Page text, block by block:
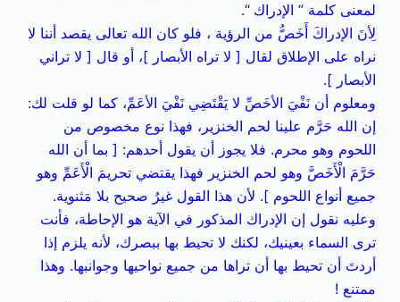
لمعنى كلمة ” الإدراك “.
لِأنَ الإدراكَ أَخَصُّ من الرؤية ، فلو كان الله تعالى يقصد أننا لا
نراه على الإطلاق لقال [ لا تراه الأبصار ]، أو قال [ لا تراني
الأبصار ].
ومعلوم أن نَفْيَ الأخَصِّ لا يَقْتَضِي نَفْيَ الأعَمِّ، كما لو قلت لك:
إن الله حَرَّم علينا لحم الخنزير، فهذا نوع مخصوص من
اللحوم وهو محرم. فلا يجوز أن يقول أحدهم: [ بما أن الله
حَرَّمَ الْأَخَصَّ وهو لحم الخنزير فهذا يقتضي تحريمَ الْأَعَمِّ وهو
جميع أنواع اللحوم ]. لأن هذا القول غيرُ صحيح بلا مَثنوية.
وعليه نقول إن الإدراك المذكور في الآية هو الإحاطة، فأنت
ترى السماء بعينيك، لكنك لا تحيط بها ببصرك، لأنه يلزم إذا
أردتَ أن تحيط بها أن تراها من جميع نواحيها وجوانبها. وهذا
ممتنع !